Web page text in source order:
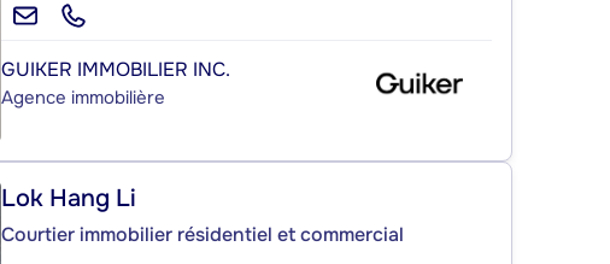
GUIKER IMMOBILIER INC.
Agence immobilière
Lok Hang Li
Courtier immobilier résidentiel et commercial